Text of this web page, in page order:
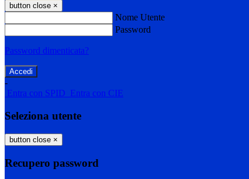
button close ×
Nome Utente
Password
Password dimenticata?
-
Entra con SPID Entra con CIE
Seleziona utente
button close ×
Recupero password